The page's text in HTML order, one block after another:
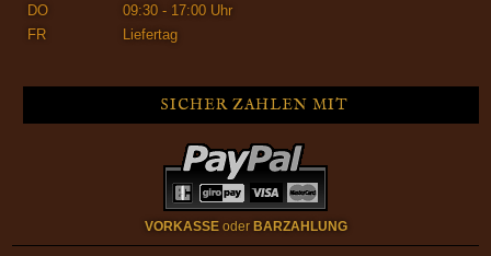
DO
09:30 - 17:00 Uhr
FR
Liefertag
SICHER ZAHLEN MIT
VORKASSE oder BARZAHLUNG